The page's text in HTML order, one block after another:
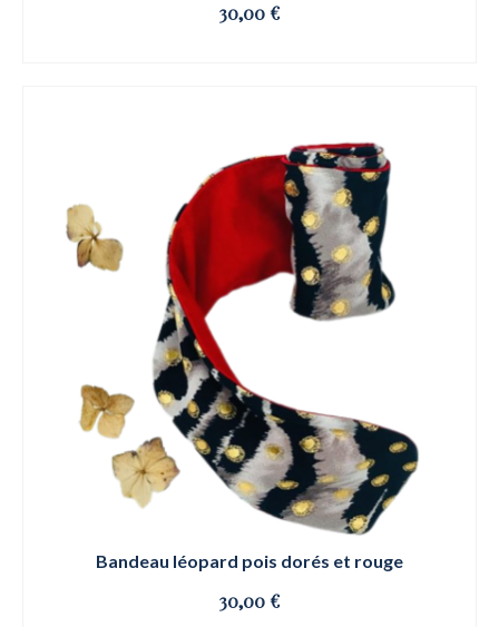
30,00€
Bandeau léopard pois dorés et rouge
30,00€